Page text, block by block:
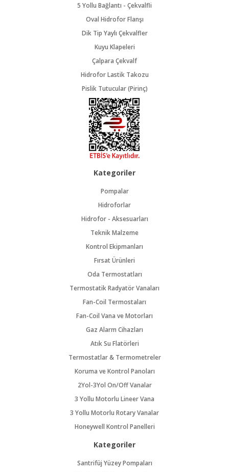
5 Yollu Bağlantı - Çekvalfli
Oval Hidrofor Flanşı
Dik Tip Yaylı Çekvalfler
Kuyu Klapeleri
Çalpara Çekvalf
Hidrofor Lastik Takozu
Pislik Tutucular (Pirinç)
Kategoriler
Pompalar
Hidroforlar
Hidrofor - Aksesuarları
Teknik Malzeme
Kontrol Ekipmanları
Fırsat Ürünleri
Oda Termostatları
Termostatik Radyatör Vanaları
Fan-Coil Termostaları
Fan-Coil Vana ve Motorları
Gaz Alarm Cihazları
Atık Su Flatörleri
Termostatlar & Termometreler
Koruma ve Kontrol Panoları
2Yol-3Yol On/Off Vanalar
3 Yollu Motorlu Lineer Vana
3 Yollu Motorlu Rotary Vanalar
Honeywell Kontrol Panelleri
Kategoriler
Santrifüj Yüzey Pompaları